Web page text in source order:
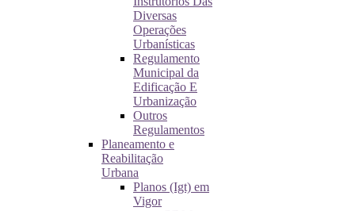
Diversas
Operações
Urbanísticas
Regulamento
Municipal da
Edificação E
Urbanização
Outros
Regulamentos
Planeamento e
Reabilitação
Urbana
Planos (Igt) em
Vigor